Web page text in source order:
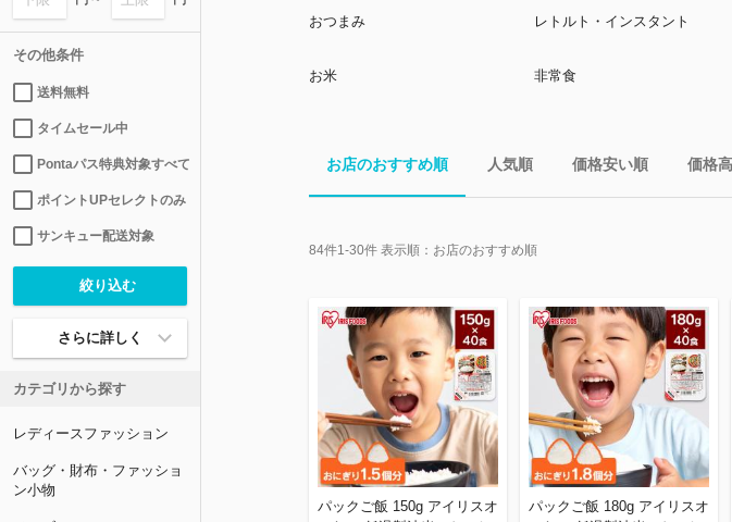
おつまみ レトルト・インスタント
お米 非常食
お店のおすすめ順 人気順 価格安い順 価格
84件1-30件 表示順： お店のおすすめ順
パックご飯 150g アイリスオ
パックご飯 180g アイリスオ
その他条件
送料無料
タイムセール中
Pontaパス特典対象すべて
ポイントUPセレクトのみ
サンキュー配送対象
さらに詳しく
カテゴリから探す
レディースファッション
バッグ・財布・ファッショ
ン小物